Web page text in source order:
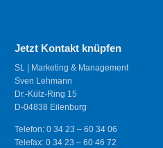
Jetzt Kontakt knüpfen
SL | Marketing & Management
Sven Lehmann
Dr.-Külz-Ring 15
D-04838 Eilenburg
Telefon: 0 34 23 – 60 34 06
Telefax: 0 34 23 – 60 46 72